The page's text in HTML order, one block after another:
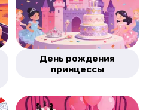
День рождения
принцессы